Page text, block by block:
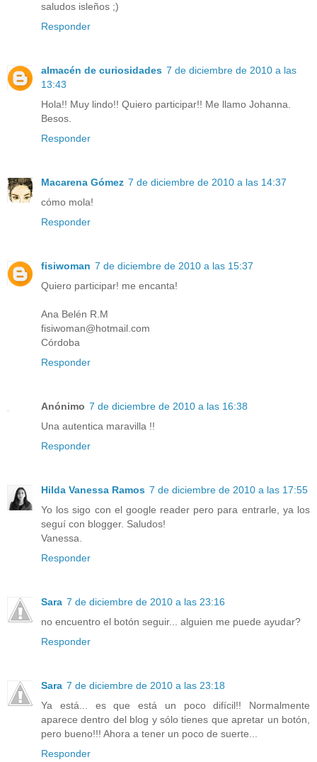
saludos isleños ;)
Responder
almacén de curiosidades 7 de diciembre de 2010 a las
13:43
Hola!! Muy lindo!! Quiero participar!! Me llamo Johanna.
Besos.
Responder
Macarena Gómez 7 de diciembre de 2010 a las 14:37
cómo mola!
Responder
fisiwoman 7 de diciembre de 2010 a las 15:37
Quiero participar! me encanta!
Ana Belén R.M
fisiwoman@hotmail.com
Córdoba
Responder
Anónimo 7 de diciembre de 2010 a las 16:38
Una autentica maravilla !!
Responder
Hilda Vanessa Ramos 7 de diciembre de 2010 a las 17:55
Yo los sigo con el google reader pero para entrarle, ya los
seguí con blogger. Saludos!
Vanessa.
Responder
Sara 7 de diciembre de 2010 a las 23:16
no encuentro el botón seguir... alguien me puede ayudar?
Responder
Sara 7 de diciembre de 2010 a las 23:18
Ya está... es que está un poco difícil!! Normalmente
aparece dentro del blog y sólo tienes que apretar un botón,
pero bueno!!! Ahora a tener un poco de suerte...
Responder